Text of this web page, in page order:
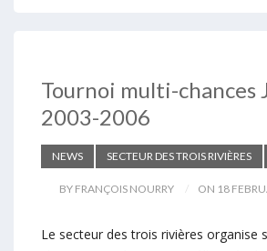
Tournoi multi-chances
2003-2006
NEWS SECTEUR DES TROIS RIVIÈRES
BY FRANÇOIS NOURRY ON 18
Le secteur des trois rivières organise